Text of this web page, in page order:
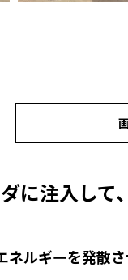
ダに注入し
ネルギーを発散